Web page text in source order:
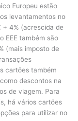
Europeu estão
levantamentos no
4% (acrescida de
EEE também são
(mais imposto de
cartões também
descontos na
de viagem. Para
há vários cartões
para utilizar no